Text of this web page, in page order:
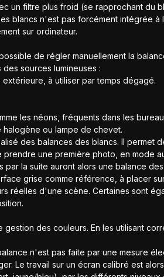
un filtre plus froid (se rapprochant
blancs n'est pas forcément intégrée
sur ordinateur.
de régler manuellement la
sources lumineuses :
à utiliser par temps dégagé.
les néons, fréquents dans les
halogène ou lampe de chevet.
des balances des blancs. Il permet
une première photo, en mode
la suite auront alors une balance
grise comme référence, à placer
réelles d'une scène. Certaines sont
des couleurs. En les utilisant
n'est pas faite par une mesure
Le travail sur un écran calibré est